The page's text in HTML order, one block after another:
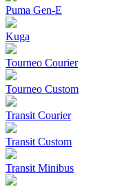
Puma Gen‑E
Kuga
Tourneo Courier
Tourneo Custom
Transit Courier
Transit Custom
Transit Minibus